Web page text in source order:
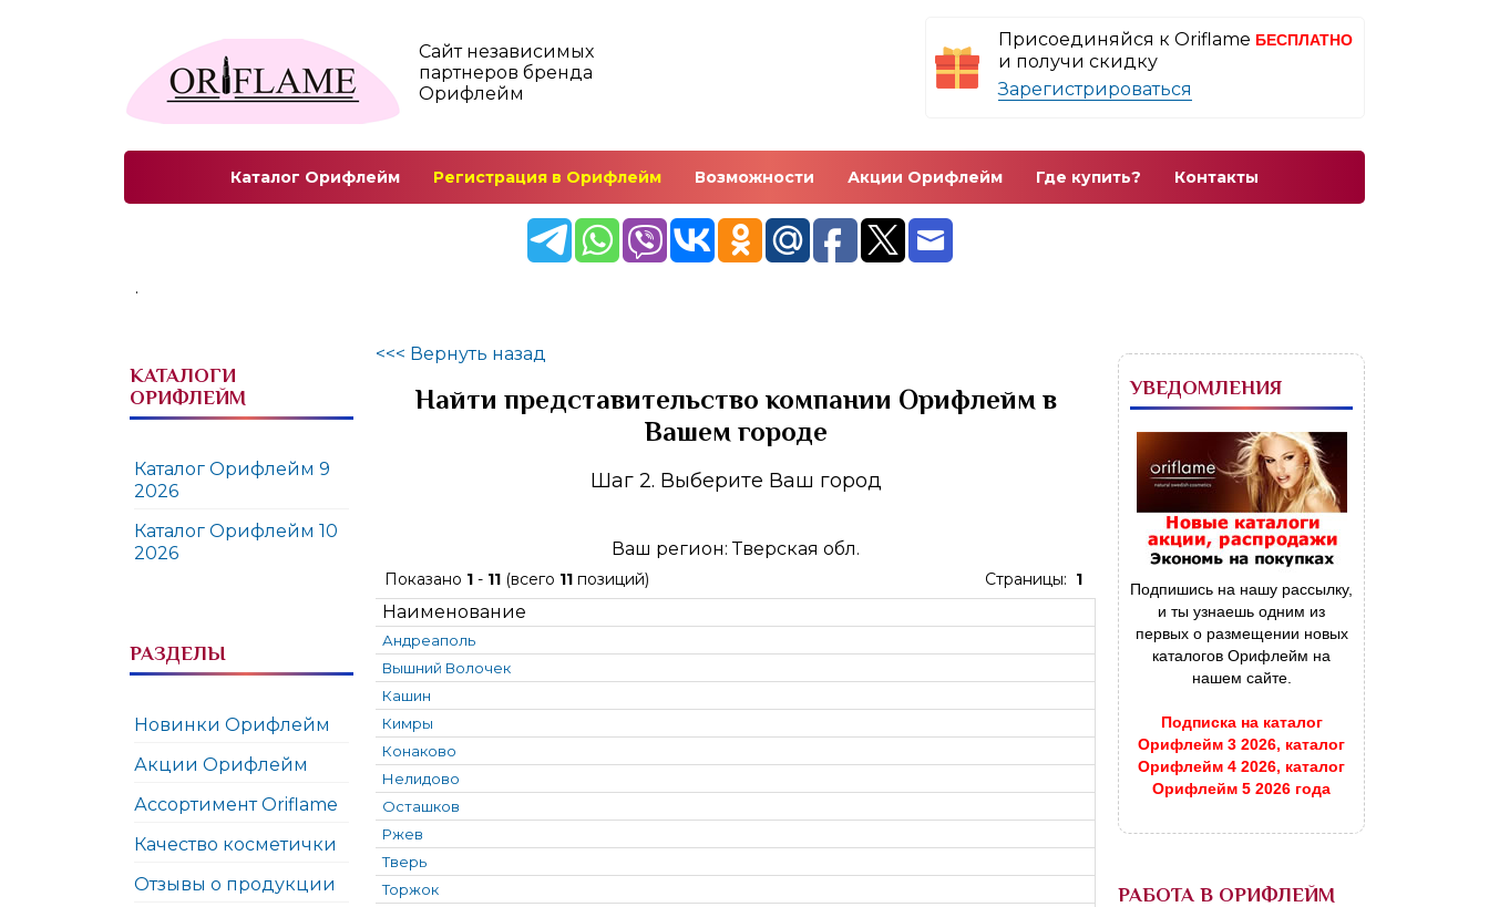
Сайт независимых
партнеров бренда
Орифлейм
Присоединяйся к Oriflame БЕСПЛАТНО
и получи скидку
Зарегистрироваться
Каталог Орифлейм Регистрация в Орифлейм Возможности Акции Орифлейм Где купить? Контакты
.
КАТАЛОГИ
ОРИФЛЕЙМ
Каталог Орифлейм 9
2026
Каталог Орифлейм 10
2026
РАЗДЕЛЫ
Новинки Орифлейм
Акции Орифлейм
Ассортимент Oriflame
Качество косметички
Отзывы о продукции
<<< Вернуть назад
Найти представительство компании Орифлейм в
Вашем городе
Шаг 2. Выберите Ваш город
Ваш регион: Тверская обл.
Показано 1 - 11 (всего 11 позиций) Страницы: 1
Наименование
Андреаполь
Вышний Волочек
Кашин
Кимры
Конаково
Нелидово
Осташков
Ржев
Тверь
Торжок
УВЕДОМЛЕНИЯ
Подпишись на нашу рассылку,
и ты узнаешь одним из
первых о размещении новых
каталогов Орифлейм на
нашем сайте.
Подписка на каталог
Орифлейм 3 2026, каталог
Орифлейм 4 2026, каталог
Орифлейм 5 2026 года
РАБОТА В ОРИФЛЕЙМ